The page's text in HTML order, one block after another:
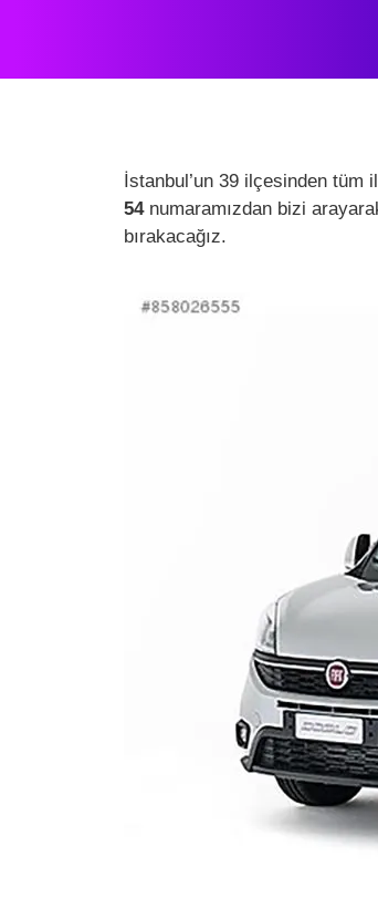
İstanbul’un 39 ilçesinden
54numaramızdan bizi
bırakacağız.